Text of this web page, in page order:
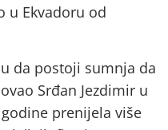
u Ekvadoru od
da postoji sumnja da
Srđan Jezdimir u
prenijela više